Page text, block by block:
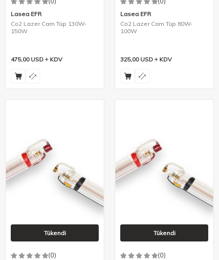
Lasea EFR
Co2 Lazer Cam Tüp 130W-
150W
475,00USD KDV
Lasea EFR
Co2 Lazer Cam Tüp 80W-
100W
325,00USD KDV
Tükendi
(0)
Tükendi
(0)